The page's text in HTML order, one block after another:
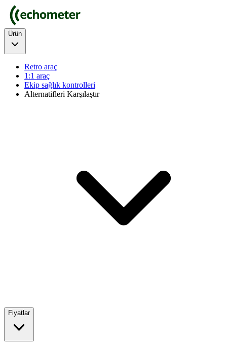
Ürün
Retro araç
1:1 araç
Ekip sağlık kontrolleri
Alternatifleri Karşılaştır
Fiyatlar